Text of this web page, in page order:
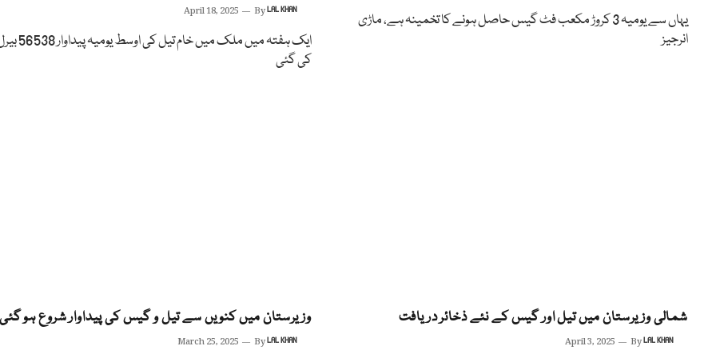
یہاں سے یومیہ 3 کروڑ مکعب فٹ گیس حاصل ہونے کا تخمینہ ہے، ماڑی
انرجیز
April 18, 2025 ByLAL KHAN
ایک ہفتہ میں ملک
کی گئی
شمالی وزیرستان میں تیل اور گیس کے نئے ذخائر دریافت
April 3, 2025 ByLAL KHAN
وزیرستان میں کنویں سے تیل و گیس کی پیداوار شروع ہو گئی
March 25, 2025 ByLAL KHAN